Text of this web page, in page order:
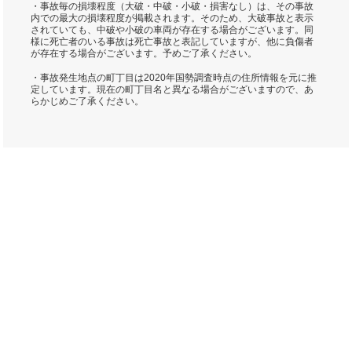
・事故毎の損壊程度（大破・中破・小破・損害なし）は、その事故
内での最大の損壊程度が掲載されます。そのため、大破事故と表示
されていても、中破や小破の車両が存在する場合がございます。同
様に死亡者のいる事故は死亡事故と表記していますが、他に負傷者
が存在する場合がございます。予めご了承ください。
・事故発生地点の町丁目は2020年国勢調査時点の住所情報を元に推
定しています。現在の町丁目名と異なる場合がございますので、あ
らかじめご了承ください。